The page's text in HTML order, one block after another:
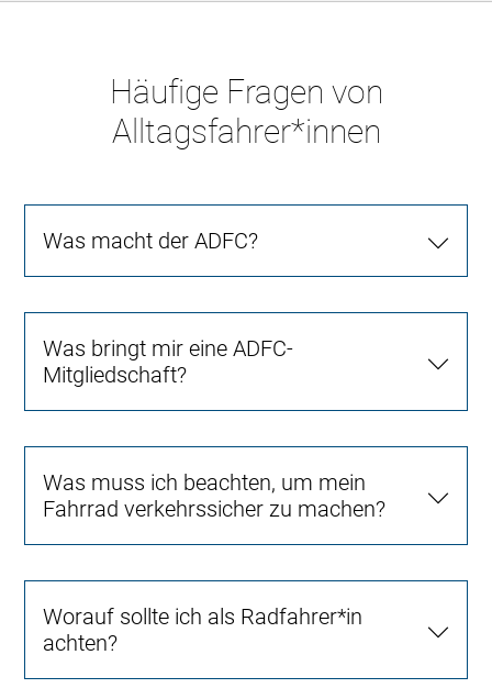
Häufige Fragen von
Alltagsfahrer*innen
Was macht der ADFC?
Was bringt mir eine ADFC-
Mitgliedschaft?
Was muss ich beachten, um mein
Fahrrad verkehrssicher zu machen?
Worauf sollte ich als Radfahrer*in
achten?